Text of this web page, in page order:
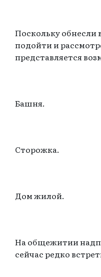
Поскольку обнесли
подойти и
представляется
Башня.
Сторожка.
Дом жилой.
На общежитии
сейчас редко